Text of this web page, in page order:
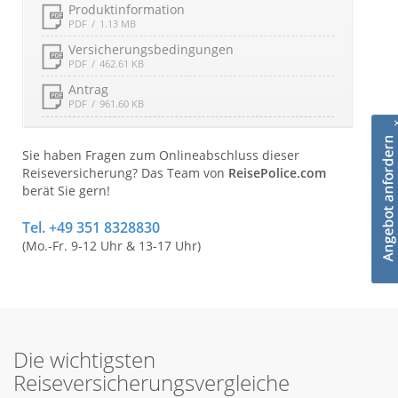
Produktinformation
PDF 1.13 MB
Versicherungsbedingungen
PDF 462.61 KB
Antrag
PDF 961.60 KB
Sie haben Fragen zum Onlineabschluss dieser
Reiseversicherung? Das Team von ReisePolice.com
berät Sie gern!
Tel. +49 351 8328830
(Mo.-Fr. 9-12 Uhr & 13-17 Uhr)
Die wichtigsten
Reiseversicherungsvergleiche